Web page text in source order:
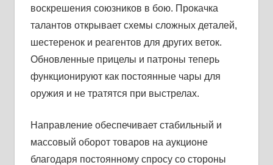
воскрешения союзников в бою. Прокачка
талантов открывает схемы сложных деталей,
шестеренок и реагентов для других веток.
Обновленные прицелы и патроны теперь
функционируют как постоянные чары для
оружия и не тратятся при выстрелах.
Направление обеспечивает стабильный и
массовый оборот товаров на аукционе
благодаря постоянному спросу со стороны